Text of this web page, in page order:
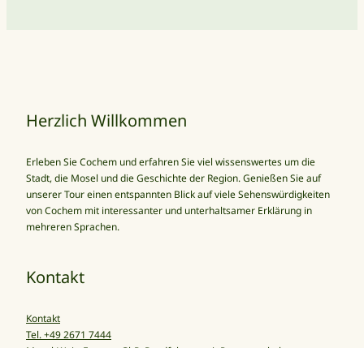
Herzlich Willkommen
Erleben Sie Cochem und erfahren Sie viel wissenswertes um die
Stadt, die Mosel und die Geschichte der Region. Genießen Sie auf
unserer Tour einen entspannten Blick auf viele Sehenswürdigkeiten
von Cochem mit interessanter und unterhaltsamer Erklärung in
mehreren Sprachen.
Kontakt
Kontakt
Tel. +49 2671 7444